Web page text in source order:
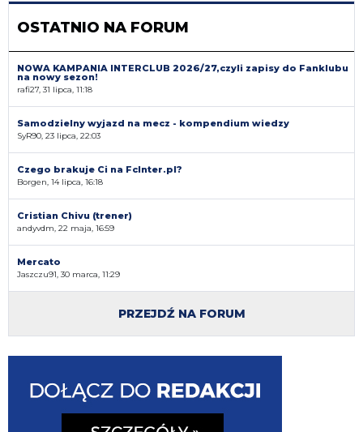
OSTATNIO NA FORUM
NOWA KAMPANIA INTERCLUB 2026/27,czyli zapisy do Fanklubu
na nowy sezon!
rafi27, 31 lipca, 11:18
Samodzielny wyjazd na mecz - kompendium wiedzy
SyR90, 23 lipca, 22:03
Czego brakuje Ci na FcInter.pl?
Borgen, 14 lipca, 16:18
Cristian Chivu (trener)
andyvdm, 22 maja, 16:59
Mercato
Jaszczu91, 30 marca, 11:29
PRZEJDŹ NA FORUM